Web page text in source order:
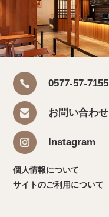
0577-57-7155
お問い合わせ
Instagram
個人情報について
サイトのご利用について